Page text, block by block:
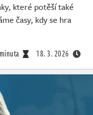
které potěší také
časy, kdy se hra
18. 3. 2026